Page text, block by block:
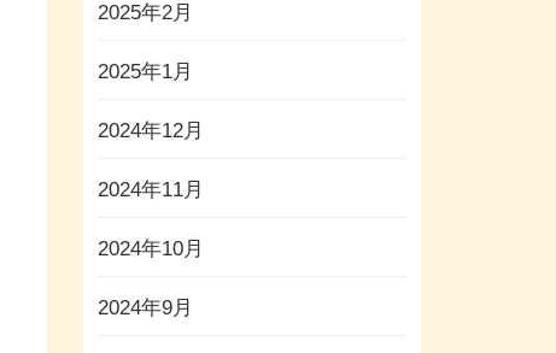
2025年2月
2025年1月
2024年12月
2024年11月
2024年10月
2024年9月